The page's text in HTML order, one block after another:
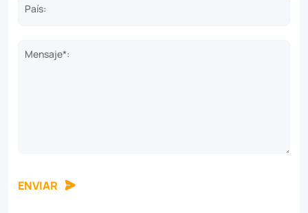
País:
Mensaje*:
ENVIAR